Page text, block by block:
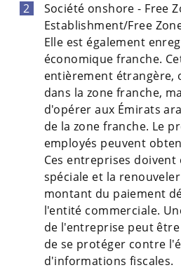
Société onshore - Free
Establishment/Free
Elle est également
économique franche.
entièrement étrangère,
dans la zone franche,
d'opérer aux Émirats
de la zone franche. Le
employés peuvent
Ces entreprises
spéciale et la
montant du paiement
l'entité commerciale.
de l'entreprise peut
de se protéger contre
d'informations fiscales.